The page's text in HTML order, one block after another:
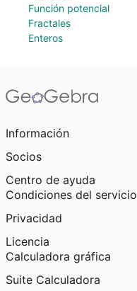
Función potencial
Fractales
Enteros
Información
Socios
Centro de ayuda
Condiciones del servicio
Privacidad
Licencia
Calculadora gráfica
Suite Calculadora